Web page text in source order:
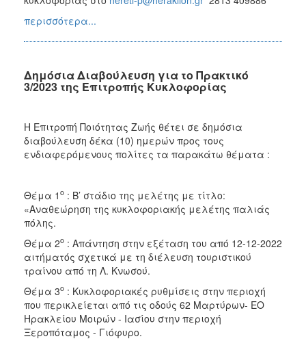
περισσότερα...
Δημόσια Διαβούλευση για το Πρακτικό
3/2023 της Επιτροπής Κυκλοφορίας
Η Επιτροπή Ποιότητας Ζωής θέτει σε δημόσια
διαβούλευση δέκα (10) ημερών προς τους
ενδιαφερόμενους πολίτες τα παρακάτω θέματα :
Θέμα 1 ο : Β’ στάδιο της μελέτης με τίτλο:
«Αναθεώρηση της κυκλοφοριακής μελέτης παλιάς
πόλης.
Θέμα 2ο : Απάντηση στην εξέταση του από 12-12-2022
αιτήματός σχετικά με τη διέλευση τουριστικού
τραίνου από τη Λ. Κνωσού.
Θέμα 3ο : Κυκλοφοριακές ρυθμίσεις στην περιοχή
που περικλείεται από τις οδούς 62 Μαρτύρων- ΕΟ
Ηρακλείου Μοιρών - Ιασίου στην περιοχή
Ξεροπόταμος - Γιόφυρο.